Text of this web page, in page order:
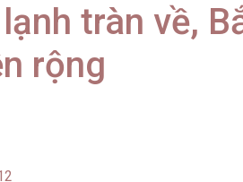
tràn về,
rộng